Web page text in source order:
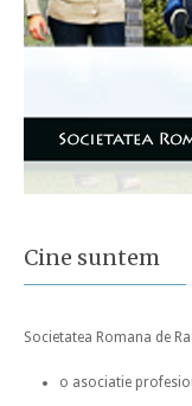
Cine suntem
Societatea Romana de
o asociatie